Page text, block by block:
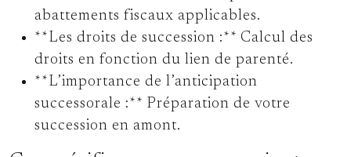
abattements fiscaux applicables.
**Les droits de succession :** Calcul des
droits en fonction du lien de parenté.
**L’importance de l’anticipation
successorale :** Préparation de votre
succession en amont.